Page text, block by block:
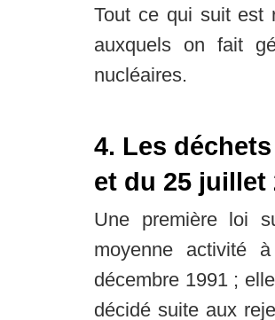
Tout ce qui suit est
auxquels on fait
nucléaires.
4. Les
et du 25 juillet
Une première loi
moyenne activité
décembre 1991 ;
décidé suite aux